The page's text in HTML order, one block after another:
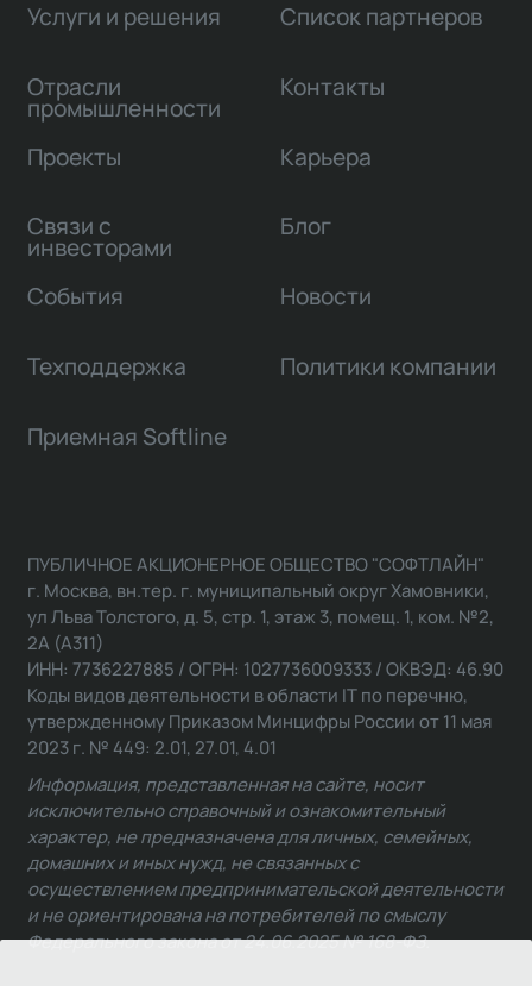
Услуги и решения
Отрасли
промышленности
Проекты
Связи с
инвесторами
Список партнеров
Контакты
Карьера
Блог
События Новости
Техподдержка Политики компании
Приемная Softline
ПУБЛИЧНОЕ АКЦИОНЕРНОЕ ОБЩЕСТВО "СОФТЛАЙН"
г. Москва, вн.тер. г. муниципальный округ Хамовники,
ул Льва Толстого, д. 5, стр. 1, этаж 3, помещ. 1, ком. №2,
2А (А311)
ИНН: 7736227885 / ОГРН: 1027736009333 / ОКВЭД: 46.90
Коды видов деятельности в области IT по перечню,
утвержденному Приказом Минцифры России от 11 мая
2023 г. № 449: 2.01, 27.01, 4.01
Информация, представленная на сайте, носит
исключительно справочный и ознакомительный
характер, не предназначена для личных, семейных,
домашних и иных нужд, не связанных с
осуществлением предпринимательской деятельности
и не ориентирована на потребителей по смыслу
Федерального закона от 24.06.2025 № 168-ФЗ.